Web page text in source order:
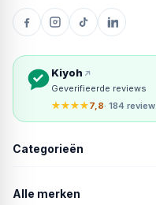
Kiyoh
Geverifieerde reviews
★★★★7,8· 184
Categorieën
Alle merken